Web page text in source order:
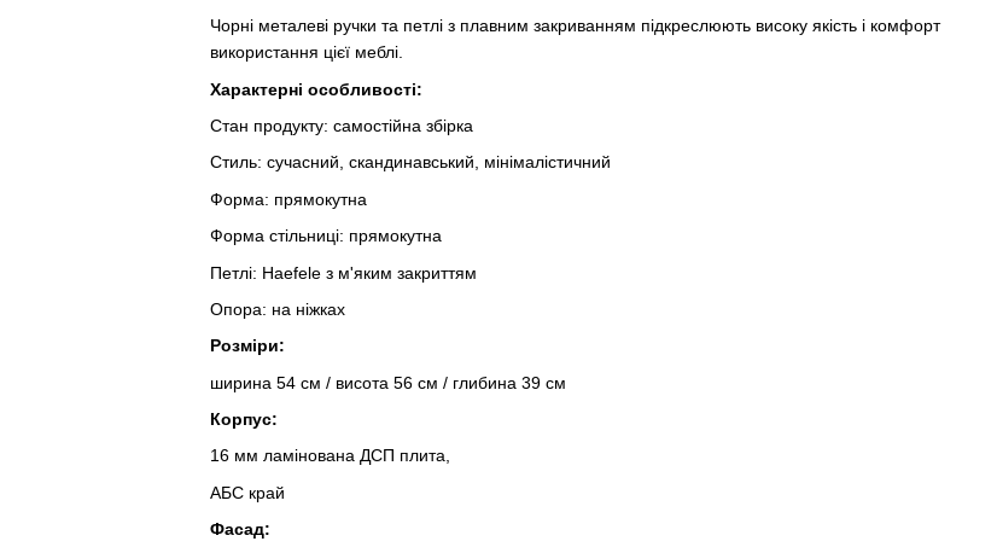
Чорні металеві ручки та петлі з плавним закриванням підкреслюють високу якість і комфорт
використання цієї меблі.
Характерні особливості:
Стан продукту: самостійна збірка
Стиль: сучасний, скандинавський, мінімалістичний
Форма: прямокутна
Форма стільниці: прямокутна
Петлі: Haefele з м'яким закриттям
Опора: на ніжках
Розміри:
ширина 54 см / висота 56 ​​см / глибина 39 см
Корпус:
16 мм ламінована ДСП плита,
АБС край
Фасад: